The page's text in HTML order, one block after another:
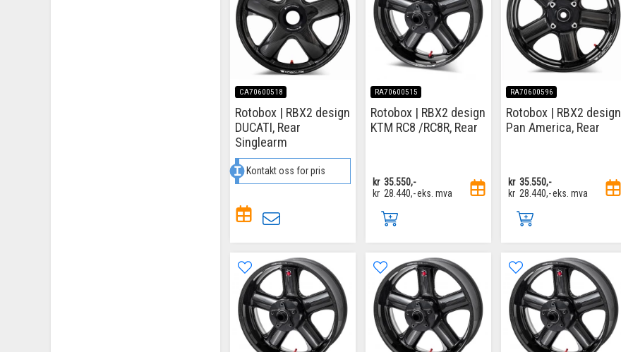
CA70600518
Rotobox | RBX2 design
DUCATI, Rear
Singlearm
Kontakt oss for pris
RA70600515
Rotobox | RBX2 design
KTM RC8 /RC8R, Rear
kr 35.550,-
kr 28.440,-eks. mva
RA70600596
Rotobox | RBX2 design
Pan America, Rear
kr 35.550,-
kr 28.440,-eks. mva